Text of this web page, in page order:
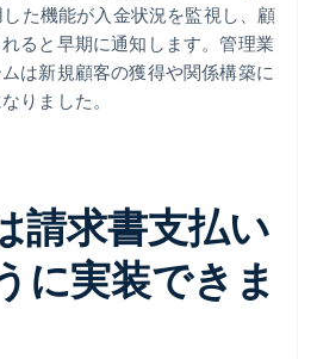
た機能が入金状況を監視し、顧
ると早期に通知します。管理業
は新規顧客の獲得や関係構築に
りました。
請求書支払い
に実装できま